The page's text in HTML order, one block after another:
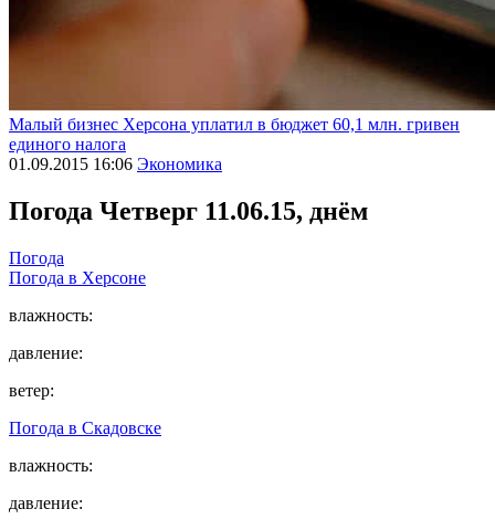
Малый бизнес Херсона уплатил в бюджет 60,1 млн. гривен
единого налога
01.09.2015 16:06 Экономика
Погода Четверг 11.06.15, днём
Погода
Погода в Херсоне
влажность:
давление:
ветер:
Погода в Скадовске
влажность:
давление: